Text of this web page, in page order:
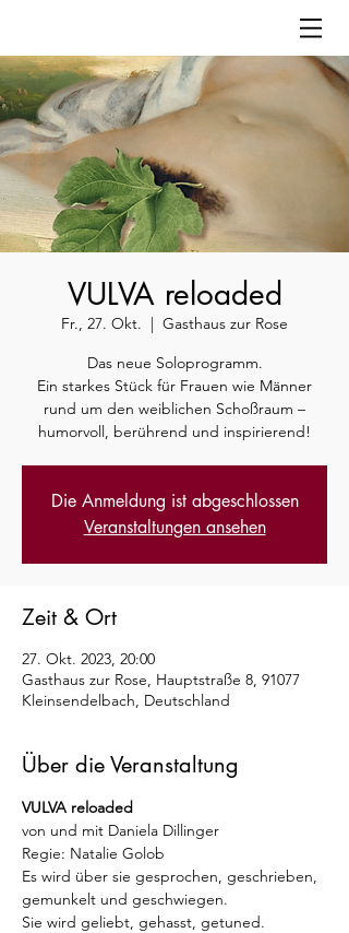
VULVA reloaded
Fr., 27. Okt.
  |
Gasthaus zur Rose
Das neue Soloprogramm.
Ein starkes Stück für Frauen wie Männer
rund um den weiblichen Schoßraum –
humorvoll, berührend und inspirierend!
Die Anmeldung ist abgeschlossen
Veranstaltungen ansehen
Zeit & Ort
27. Okt. 2023, 20:00
Gasthaus zur Rose, Hauptstraße 8, 91077
Kleinsendelbach, Deutschland
Über die Veranstaltung
VULVA reloaded
von und mit Daniela Dillinger
Regie: Natalie Golob
Es wird über sie gesprochen, geschrieben,
gemunkelt und geschwiegen.
Sie wird geliebt, gehasst, getuned.